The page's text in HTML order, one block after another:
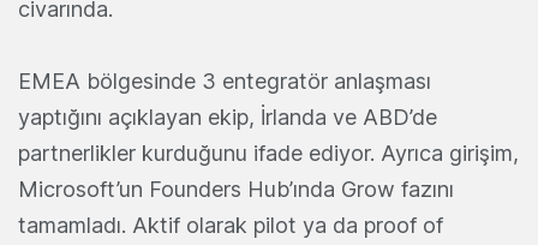
civarında.
EMEA bölgesinde 3 entegratör anlaşması
yaptığını açıklayan ekip, İrlanda ve ABD’de
partnerlikler kurduğunu ifade ediyor. Ayrıca girişim,
Microsoft’un Founders Hub’ında Grow fazını
tamamladı. Aktif olarak pilot ya da proof of